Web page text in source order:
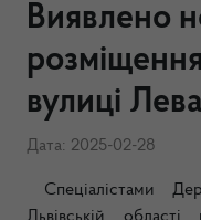
Виявлено
вулиці
Дата: 2025-02-28
Спеціалістами